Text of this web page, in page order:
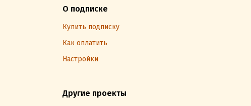
О подписке
Купить подписку
Как оплатить
Настройки
Другие проекты